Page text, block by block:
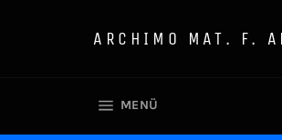
ARCHIMO MAT. F.
MENÜ